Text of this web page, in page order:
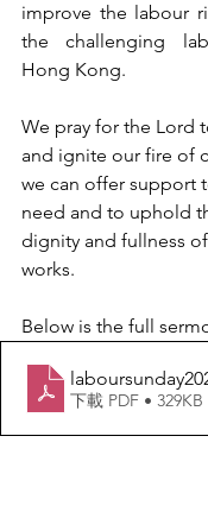
improve the labour
the challenging
Hong Kong.
We pray for the Lord
and ignite our fire of
we can offer support
need and to uphold
dignity and fullness
works.
Below is the full
下載 PDF • 329KB